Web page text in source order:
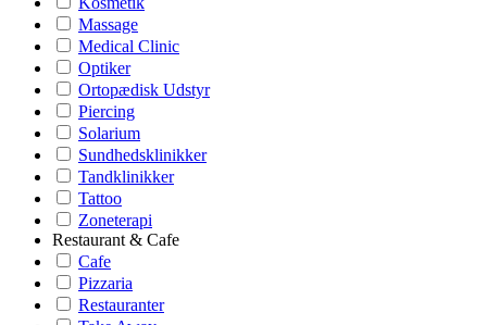
Massage
Medical Clinic
Optiker
Ortopædisk Udstyr
Piercing
Solarium
Sundhedsklinikker
Tandklinikker
Tattoo
Zoneterapi
Restaurant & Cafe
Cafe
Pizzaria
Restauranter